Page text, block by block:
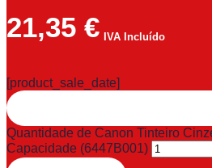
21,35 € IVA Incluído
[product_sale_date]
Quantidade de Canon Tinteiro
Capacidade (6447B001)